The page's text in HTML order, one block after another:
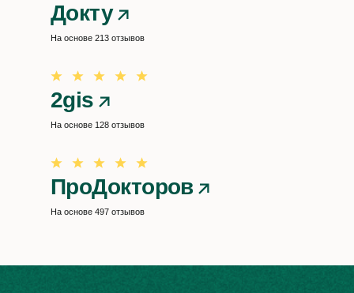
Докту
На основе 213 отзывов
2gis
На основе 128 отзывов
ПроДокторов
На основе 497 отзывов